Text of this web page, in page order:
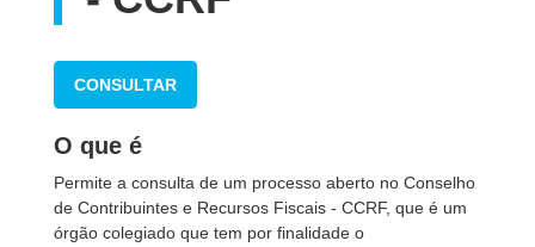
CONSULTAR
O que é
Permite a consulta de um processo aberto no Conselho
de Contribuintes e Recursos Fiscais - CCRF, que é um
órgão colegiado que tem por finalidade o